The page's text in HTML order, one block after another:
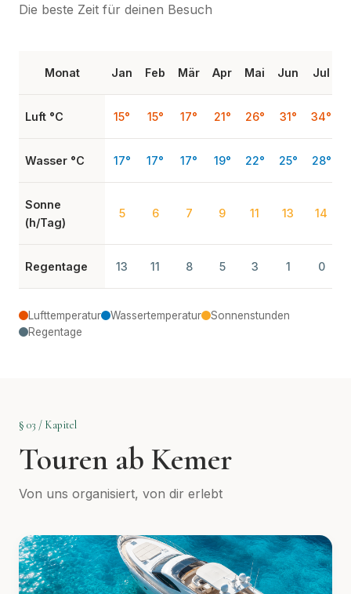
Die beste Zeit für deinen Besuch
Monat Jan Feb Mär Apr Mai Jun Jul
Luft °C 15° 15° 17° 21° 26° 31° 34°
Wasser °C 17° 17° 17° 19° 22° 25° 28°
Sonne
(h/Tag)
5 6 7 9 11 13 14
Regentage 13 11 8 5 3 1 0
Lufttemperatur Wassertemperatur
Sonnenstunden
Regentage
§ 03 / Kapitel
Touren ab Kemer
Von uns organisiert, von dir erlebt